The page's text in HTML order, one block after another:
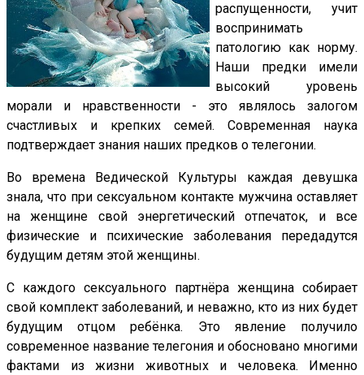
распущенности, учит
воспринимать
патологию как норму.
Наши предки имели
высокий уровень
морали и нравственности - это являлось залогом
счастливых и крепких семей. Современная наука
подтверждает знания наших предков о телегонии.
Во времена Ведической Культуры каждая девушка
знала, что при сексуальном контакте мужчина оставляет
на женщине свой энергетический отпечаток, и все
физические и психические заболевания передадутся
будущим детям этой женщины.
С каждого сексуального партнёра женщина собирает
свой комплект заболеваний, и неважно, кто из них будет
будущим отцом ребёнка. Это явление получило
современное название телегония и обосновано многими
фактами из жизни животных и человека. Именно